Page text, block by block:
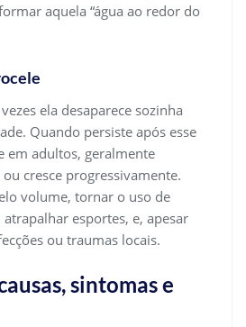
aquela “água ao redor do
ela desaparece sozinha
Quando persiste após esse
em adultos, geralmente
cresce progressivamente.
volume, tornar o uso de
esportes, e, apesar
ou traumas locais.
sintomas e